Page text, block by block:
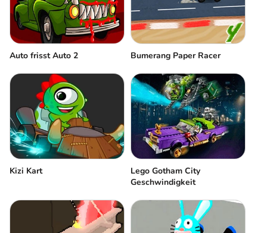
Auto frisst Auto 2 Bumerang Paper Racer
Kizi Kart
Lego Gotham City
Geschwindigkeit